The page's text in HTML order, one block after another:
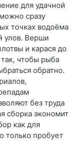
для удачной
сразу
точках водоёма
улов. Верши
и карася до
чтобы рыба
обратно.
без труда
сборка экономит
как для
только пробует